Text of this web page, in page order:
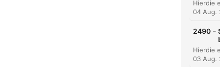
04 Aug.
2490 -
03 Aug.